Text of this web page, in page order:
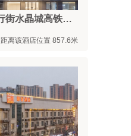
艾扉-连云港东海步行街水晶城高铁站店
距离该酒店位置 857.6米